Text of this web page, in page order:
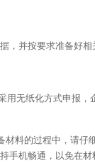
，并按要求准备好相
用无纸化方式申报
材料的过程中，请
手机畅通，以免在